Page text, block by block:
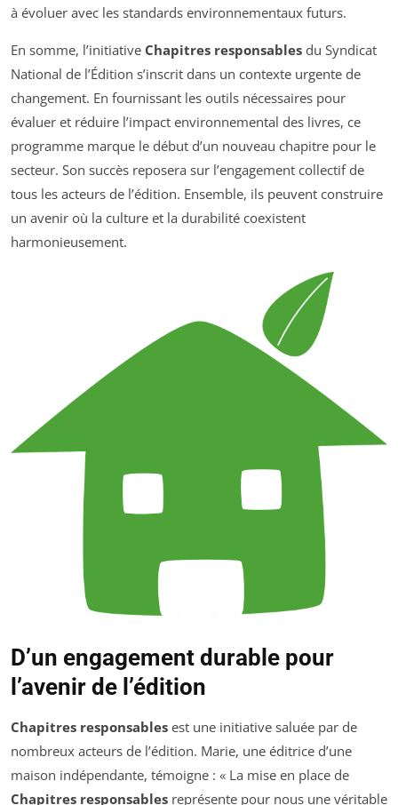
à évoluer avec les standards environnementaux futurs.
En somme, l’initiative Chapitres responsables du Syndicat
National de l’Édition s’inscrit dans un contexte urgente de
changement. En fournissant les outils nécessaires pour
évaluer et réduire l’impact environnemental des livres, ce
programme marque le début d’un nouveau chapitre pour le
secteur. Son succès reposera sur l’engagement collectif de
tous les acteurs de l’édition. Ensemble, ils peuvent construire
un avenir où la culture et la durabilité coexistent
harmonieusement.
D’un engagement durable pour
l’avenir de l’édition
Chapitres responsables est une initiative saluée par de
nombreux acteurs de l’édition. Marie, une éditrice d’une
maison indépendante, témoigne : « La mise en place de
Chapitres responsables représente pour nous une véritable